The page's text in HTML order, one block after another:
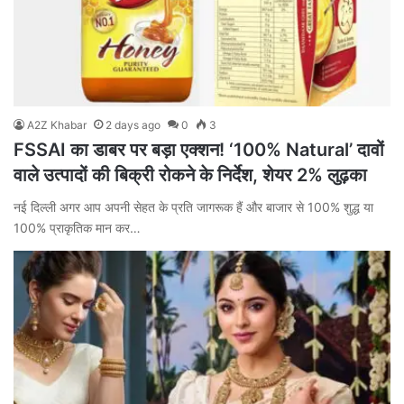
A2Z Khabar 2 days ago 0 3
FSSAI का डाबर पर बड़ा एक्शन! ‘100% Natural’ दावों
वाले उत्पादों की बिक्री रोकने के निर्देश, शेयर 2% लुढ़का
नई दिल्ली अगर आप अपनी सेहत के प्रति जागरूक हैं और बाजार से 100% शुद्ध या
100% प्राकृतिक मान कर…